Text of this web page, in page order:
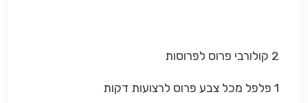
2 קולורבי פרוס לפרוסות
1 פלפל מכל צבע פרוס לרצועות דקות